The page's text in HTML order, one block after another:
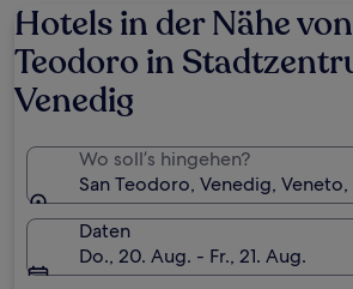
Hotels in der Nähe
Teodoro in
Venedig
Wo soll’s hingehen?
San Teodoro, Venedig,
Daten
Do., 20. Aug. - Fr., 21. Aug.